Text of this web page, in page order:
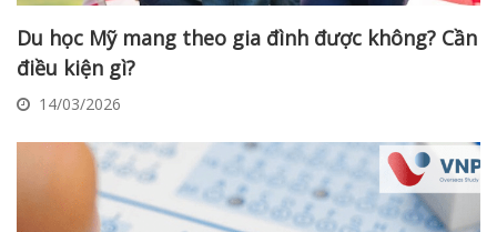
Du học Mỹ mang theo gia đình được không? Cần
điều kiện gì?
14/03/2026